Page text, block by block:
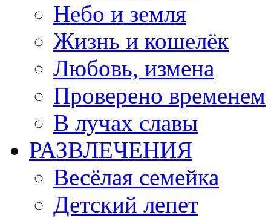
Небо и земля
Жизнь и кошелёк
Любовь, измена
Проверено временем
В лучах славы
РАЗВЛЕЧЕНИЯ
Весёлая семейка
Детский лепет